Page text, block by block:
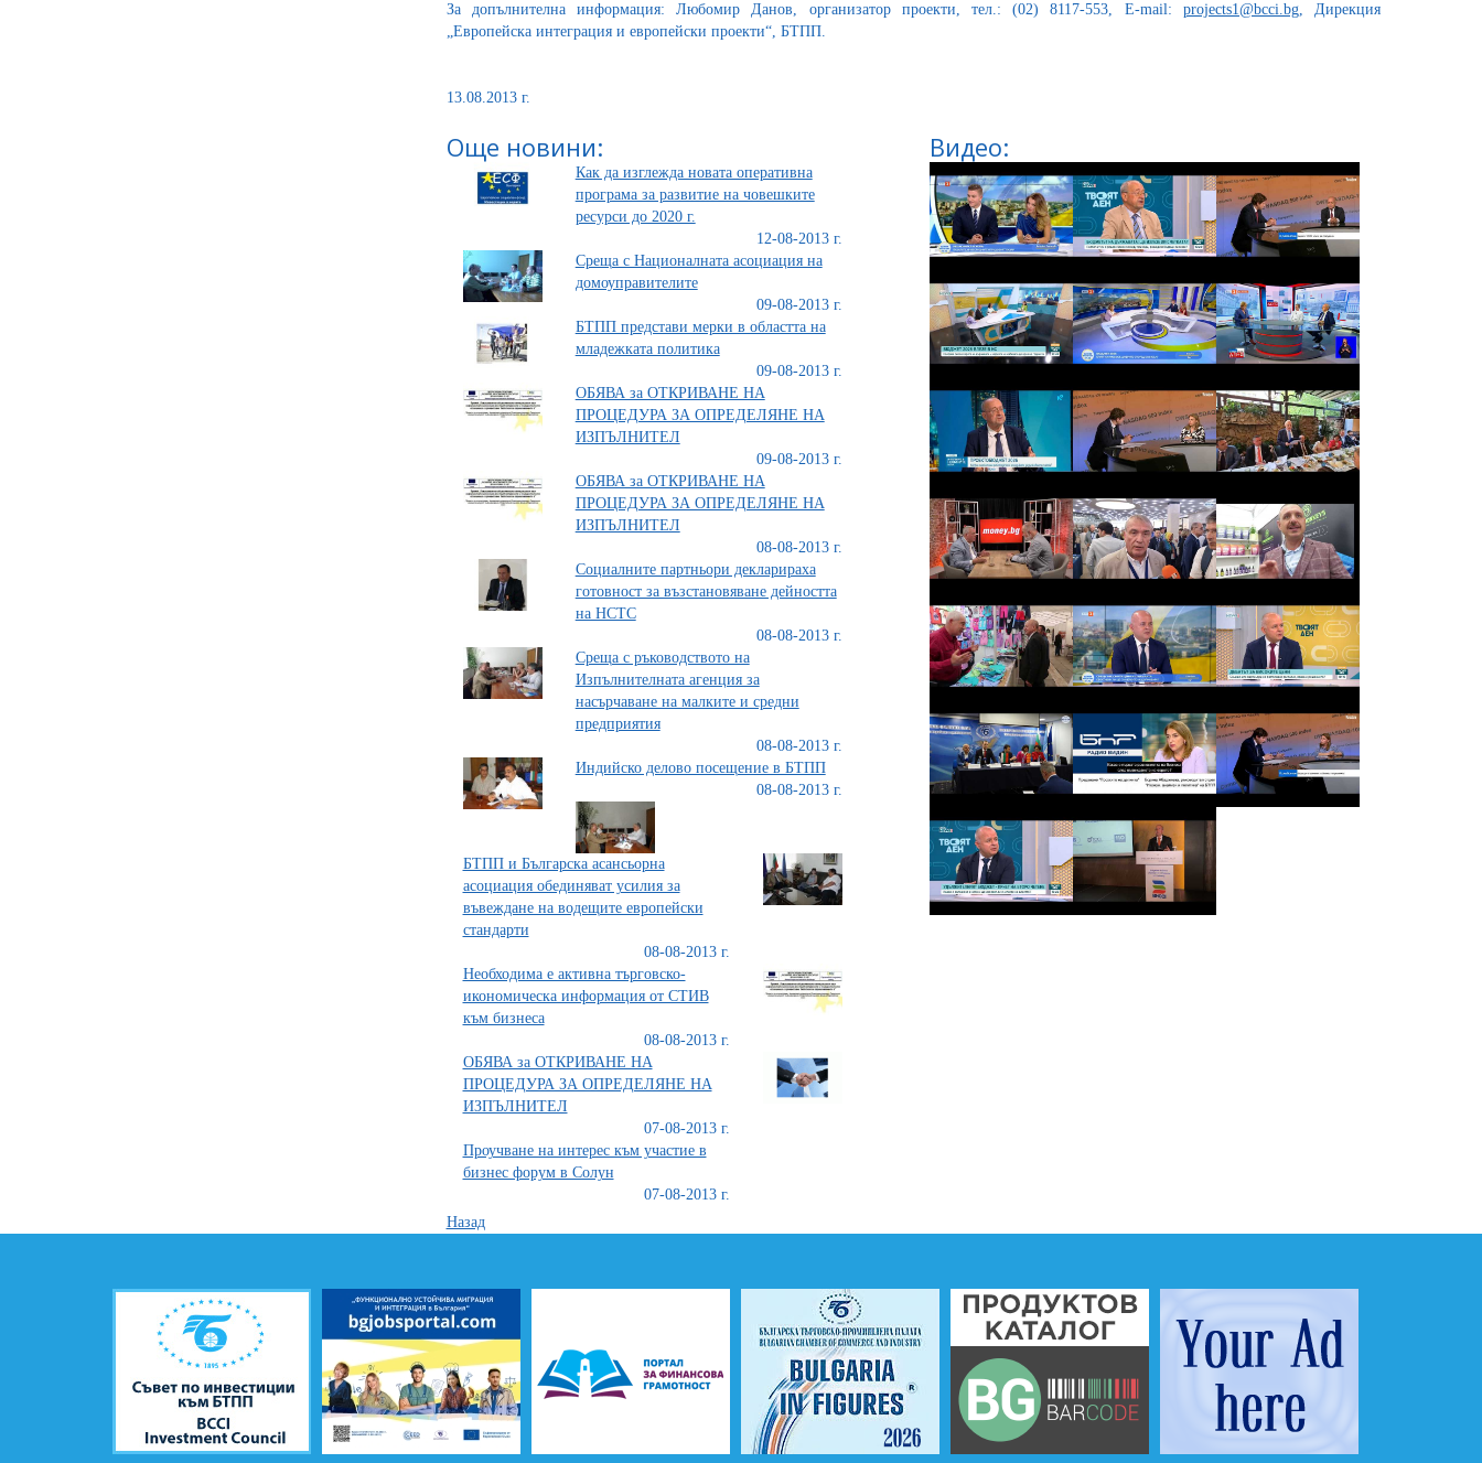
За допълнителна информация: Любомир Данов, организатор проекти, тел.: (02) 8117-553, E-mail: projects1@bcci.bg, Дирекция
„Европейска интеграция и европейски проекти“, БТПП.
13.08.2013 г.
Още новини:
Как да изглежда новата оперативна
програма за развитие на човешките
ресурси до 2020 г.
12-08-2013 г.
Среща с Националната асоциация на
домоуправителите
09-08-2013 г.
БТПП представи мерки в областта на
младежката политика
09-08-2013 г.
ОБЯВА за ОТКРИВАНЕ НА
ПРОЦЕДУРА ЗА ОПРЕДЕЛЯНЕ НА
ИЗПЪЛНИТЕЛ
09-08-2013 г.
ОБЯВА за ОТКРИВАНЕ НА
ПРОЦЕДУРА ЗА ОПРЕДЕЛЯНЕ НА
ИЗПЪЛНИТЕЛ
08-08-2013 г.
Социалните партньори декларираха
готовност за възстановяване дейността
на НСТС
08-08-2013 г.
Среща с ръководството на
Изпълнителната агенция за
насърчаване на малките и средни
предприятия
08-08-2013 г.
Индийско делово посещение в БТПП
08-08-2013 г.
БТПП и Българска асансьорна
асоциация обединяват усилия за
въвеждане на водещите европейски
стандарти
08-08-2013 г.
Необходима е активна търговско-
икономическа информация от СТИВ
към бизнеса
08-08-2013 г.
ОБЯВА за ОТКРИВАНЕ НА
ПРОЦЕДУРА ЗА ОПРЕДЕЛЯНЕ НА
ИЗПЪЛНИТЕЛ
07-08-2013 г.
Проучване на интерес към участие в
бизнес форум в Солун
07-08-2013 г.
Видео:
Назад